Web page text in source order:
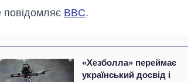
повідомляє BBC.
«Хезболла» переймає
український досвід і